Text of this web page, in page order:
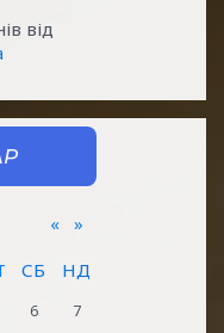
від
«
»
СБ НД
6 7